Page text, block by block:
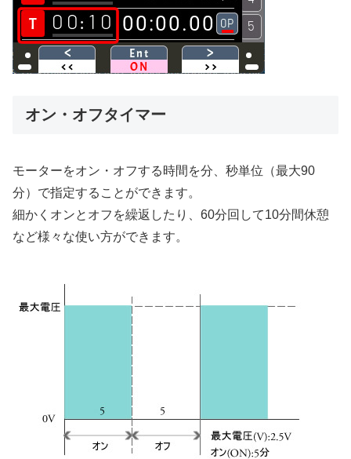
オン・オフタイマー
モーターをオン・オフする時間を分、秒単位（最大90
分）で指定することができます。
細かくオンとオフを繰返したり、60分回して10分間休憩
など様々な使い方ができます。